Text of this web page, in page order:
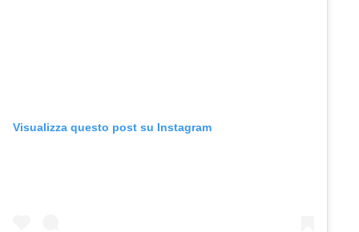
Visualizza questo post su Instagram